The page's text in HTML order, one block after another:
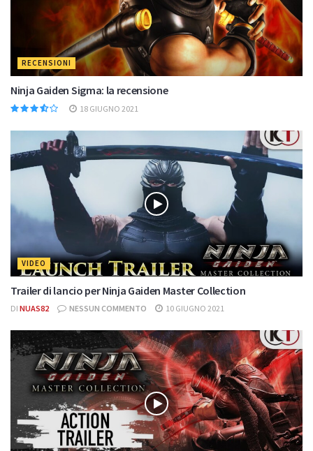
RECENSIONI
Ninja Gaiden Sigma: la recensione
18 GIUGNO 2021
VIDEO
Trailer di lancio per Ninja Gaiden Master Collection
DI NUAS82 NESSUN COMMENTO 10 GIUGNO 2021